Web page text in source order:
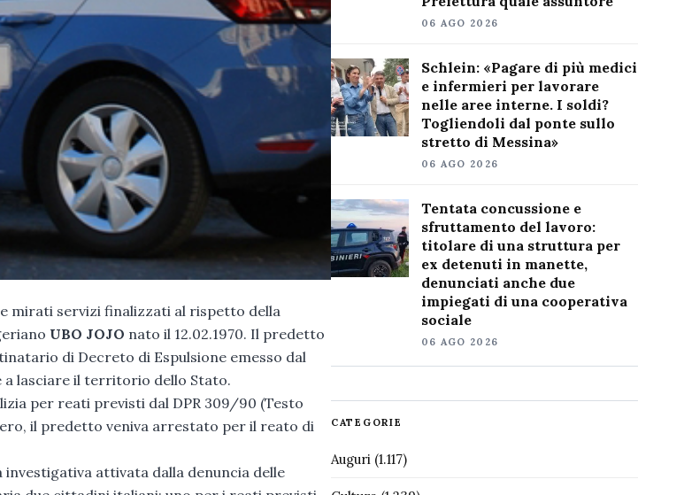
mirati servizi finalizzati al rispetto della
UBO JOJO nato il 12.02.1970. Il predetto
di Decreto di Espulsione emesso dal
a lasciare il territorio dello Stato.
per reati previsti dal DPR 309/90 (Testo
il predetto veniva arrestato per il reato di
attivata dalla denuncia delle
06 AGO 2026
Schlein: «Pagare di più medici
e infermieri per lavorare
nelle aree interne. I soldi?
Togliendoli dal ponte sullo
stretto di Messina»
06 AGO 2026
Tentata concussione e
sfruttamento del lavoro:
titolare di una struttura per
ex detenuti in manette,
denunciati anche due
impiegati di una cooperativa
sociale
06 AGO 2026
CATEGORIE
Auguri(1.117)